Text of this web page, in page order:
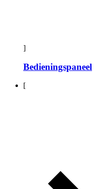
]
Bedieningspaneel
[